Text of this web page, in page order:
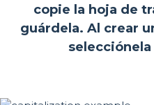
copie la hoja de
guárdela. Al crear